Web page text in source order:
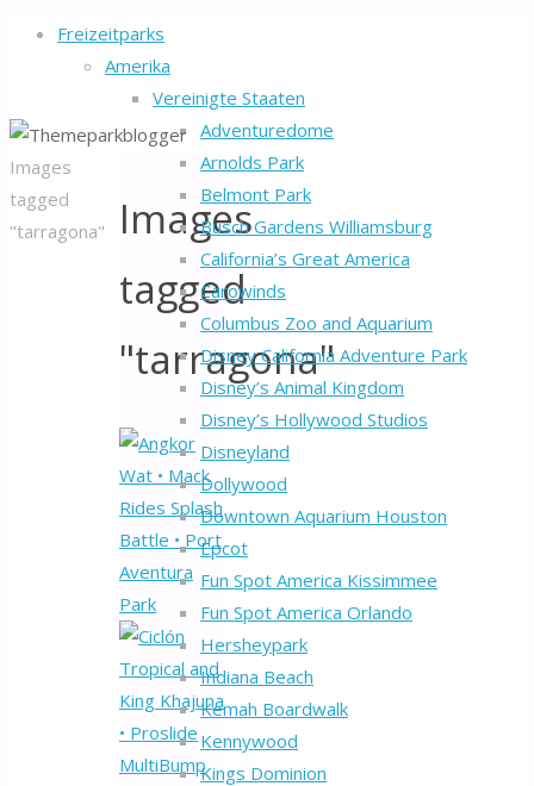
Freizeitparks
Amerika
Vereinigte Staaten
Adventuredome
Arnolds Park
Belmont Park
Busch Gardens Williamsburg
California’s Great America
Carowinds
Columbus Zoo and Aquarium
Disney California Adventure Park
Disney’s Animal Kingdom
Disney’s Hollywood Studios
Disneyland
Dollywood
Downtown Aquarium Houston
Epcot
Fun Spot America Kissimmee
Fun Spot America Orlando
Hersheypark
Indiana Beach
Kemah Boardwalk
Kennywood
Kings Dominion
Home
Images
tagged
"tarragona"
Images
tagged
"tarragona"